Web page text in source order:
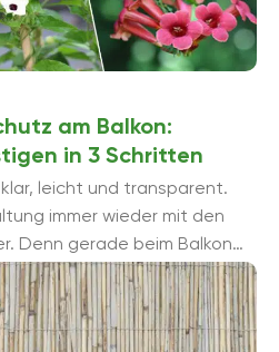
am Balkon:
in 3 Schritten
leicht und transparent.
immer wieder mit den
Denn gerade beim Balkon
oder ...